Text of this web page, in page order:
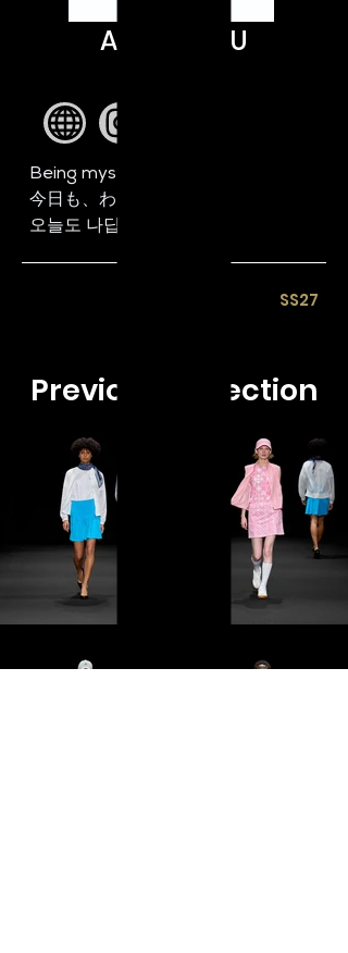
ALLFORYOU
Being myself every day
今日も、わたしらしく。
오늘도 나답게
SS27​
Previous Collection​